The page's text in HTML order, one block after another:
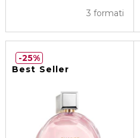
3 formati
Best Seller
25%